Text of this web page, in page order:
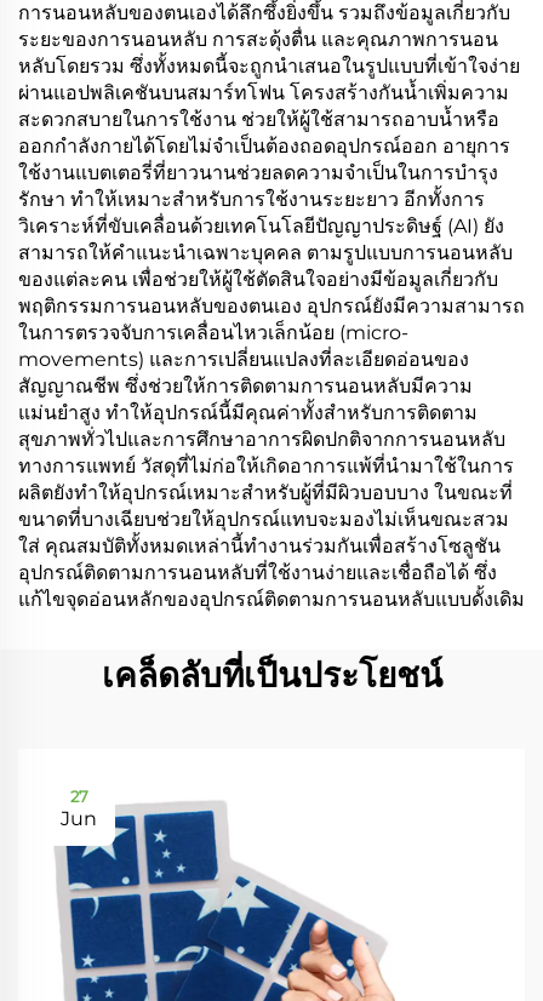
การนอนหลับของตนเองได้ลึกซึ้งยิ่งขึ้น รวมถึงข้อมูลเกี่ยวกับ
ระยะของการนอนหลับ การสะดุ้งตื่น และคุณภาพการนอน
หลับโดยรวม ซึ่งทั้งหมดนี้จะถูกนำเสนอในรูปแบบที่เข้าใจง่าย
ผ่านแอปพลิเคชันบนสมาร์ทโฟน โครงสร้างกันน้ำเพิ่มความ
สะดวกสบายในการใช้งาน ช่วยให้ผู้ใช้สามารถอาบน้ำหรือ
ออกกำลังกายได้โดยไม่จำเป็นต้องถอดอุปกรณ์ออก อายุการ
ใช้งานแบตเตอรี่ที่ยาวนานช่วยลดความจำเป็นในการบำรุง
รักษา ทำให้เหมาะสำหรับการใช้งานระยะยาว อีกทั้งการ
วิเคราะห์ที่ขับเคลื่อนด้วยเทคโนโลยีปัญญาประดิษฐ์ (AI) ยัง
สามารถให้คำแนะนำเฉพาะบุคคล ตามรูปแบบการนอนหลับ
ของแต่ละคน เพื่อช่วยให้ผู้ใช้ตัดสินใจอย่างมีข้อมูลเกี่ยวกับ
พฤติกรรมการนอนหลับของตนเอง อุปกรณ์ยังมีความสามารถ
ในการตรวจจับการเคลื่อนไหวเล็กน้อย (micro-
movements) และการเปลี่ยนแปลงที่ละเอียดอ่อนของ
สัญญาณชีพ ซึ่งช่วยให้การติดตามการนอนหลับมีความ
แม่นยำสูง ทำให้อุปกรณ์นี้มีคุณค่าทั้งสำหรับการติดตาม
สุขภาพทั่วไปและการศึกษาอาการผิดปกติจากการนอนหลับ
ทางการแพทย์ วัสดุที่ไม่ก่อให้เกิดอาการแพ้ที่นำมาใช้ในการ
ผลิตยังทำให้อุปกรณ์เหมาะสำหรับผู้ที่มีผิวบอบบาง ในขณะที่
ขนาดที่บางเฉียบช่วยให้อุปกรณ์แทบจะมองไม่เห็นขณะสวม
ใส่ คุณสมบัติทั้งหมดเหล่านี้ทำงานร่วมกันเพื่อสร้างโซลูชัน
อุปกรณ์ติดตามการนอนหลับที่ใช้งานง่ายและเชื่อถือได้ ซึ่ง
แก้ไขจุดอ่อนหลักของอุปกรณ์ติดตามการนอนหลับแบบดั้งเดิม
เคล็ดลับที่เป็นประโยชน์
27
Jun